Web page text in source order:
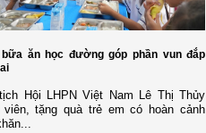
bữa ăn học đường góp phần vun đắp
Hội LHPN Việt Nam Lê Thị Thủy
viên, tặng quà trẻ em có hoàn cảnh